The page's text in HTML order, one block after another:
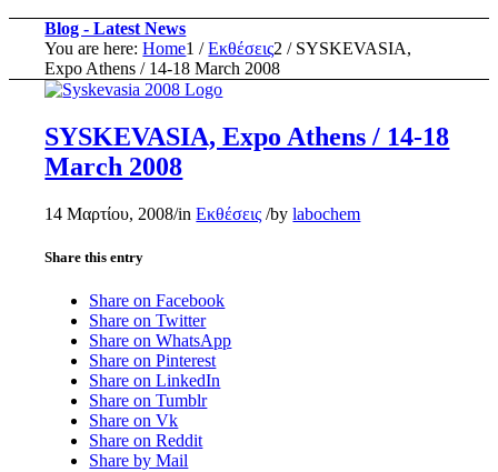
Blog - Latest News
You are here: Home1 / Εκθέσεις2 / SYSKEVASIA,
Expo Athens / 14-18 March 2008
SYSKEVASIA, Expo Athens / 14-18
March 2008
14 Μαρτίου, 2008/inΕκθέσεις /bylabochem
Share this entry
Share on Facebook
Share on Twitter
Share on WhatsApp
Share on Pinterest
Share on LinkedIn
Share on Tumblr
Share on Vk
Share on Reddit
Share by Mail